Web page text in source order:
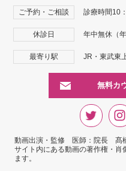
ご予約・ご相談 診療時間10
休診日 年中無休（
最寄り駅 JR・東武東
無料カ
動画出演・監修 医師：院長 髙
サイト内にある動画の著作権・肖
ます。